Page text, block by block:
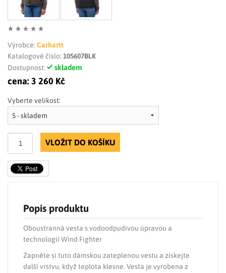
Výrobce: Carhartt
Katalogové číslo: 105607BLK
Dostupnost:
skladem
cena:3 260 Kč
Vyberte velikost:
VLOŽIT DO KOŠÍKU
Popis produktu
Oboustranná vesta s vodoodpudivou úpravou a
technologií Wind Fighter
Zapněte si tuto dámskou zateplenou vestu a získejte
další vrstvu, když teplota klesne. Vesta je vyrobena z